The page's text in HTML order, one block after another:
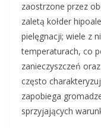
zaostrzone przez
zaletą kołder
pielęgnacji; wiele z
temperaturach, co
zanieczyszczeń
często
zapobiega
sprzyjających